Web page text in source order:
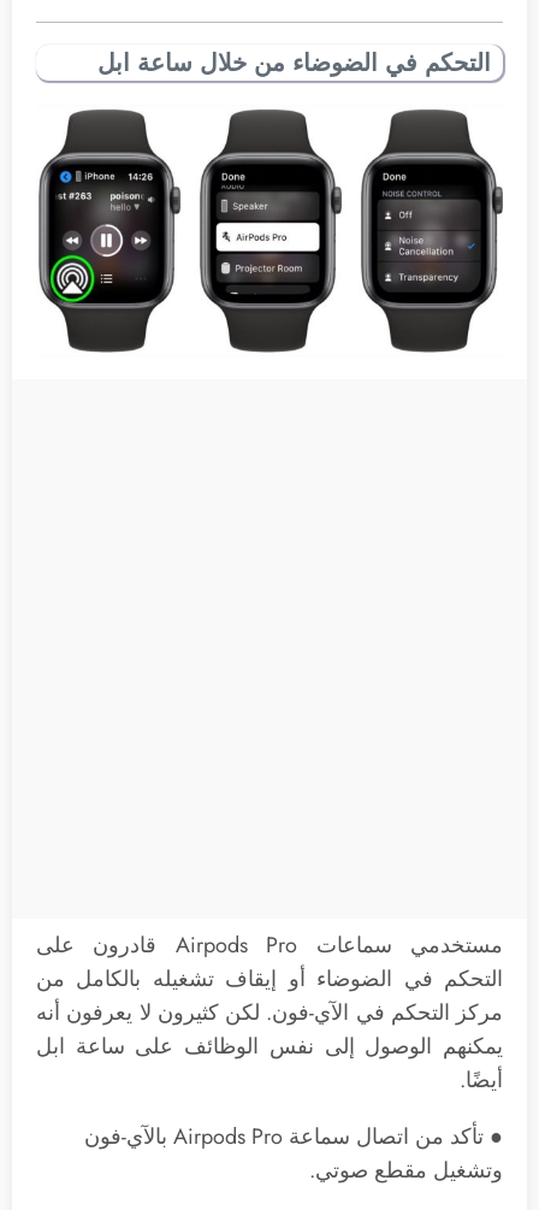
التحكم في الضوضاء من خلال ساعة ابل
مستخدمي سماعات Airpods Pro قادرون على
التحكم في الضوضاء أو إيقاف تشغيله بالكامل من
مركز التحكم في الآي-فون. لكن كثيرون لا يعرفون أنه
يمكنهم الوصول إلى نفس الوظائف على ساعة ابل
أيضًا.
● تأكد من اتصال سماعة Airpods Pro بالآي-فون
وتشغيل مقطع صوتي.